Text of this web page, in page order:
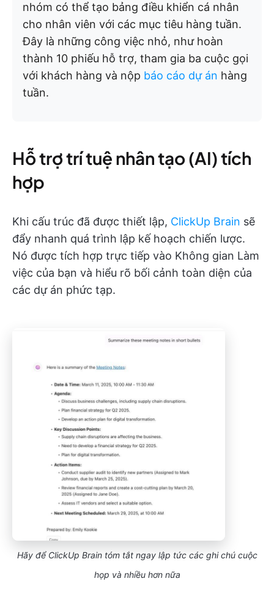
nhóm có thể tạo bảng điều khiển cá nhân
cho nhân viên với các mục tiêu hàng tuần.
Đây là những công việc nhỏ, như hoàn
thành 10 phiếu hỗ trợ, tham gia ba cuộc gọi
với khách hàng và nộp báo cáo dự án hàng
tuần.
Hỗ trợ trí tuệ nhân tạo (AI) tích
hợp
Khi cấu trúc đã được thiết lập, ClickUp Brain sẽ
đẩy nhanh quá trình lập kế hoạch chiến lược.
Nó được tích hợp trực tiếp vào Không gian Làm
việc của bạn và hiểu rõ bối cảnh toàn diện của
các dự án phức tạp.
Hãy để ClickUp Brain tóm tắt ngay lập tức các ghi chú cuộc
họp và nhiều hơn nữa